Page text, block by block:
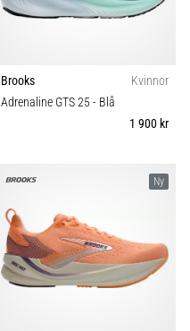
Brooks
Kvinnor
Adrenaline GTS 25- Blå
1 900 kr
Ny